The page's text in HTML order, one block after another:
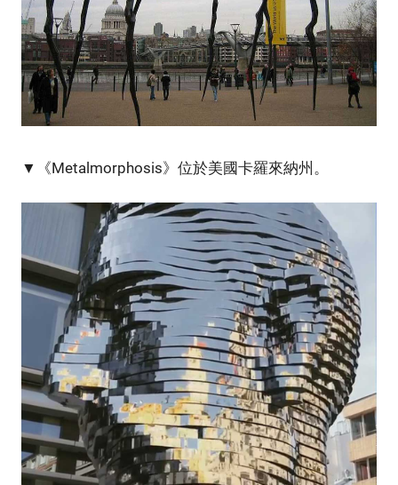
▼《Metalmorphosis》位於美國卡羅來納州。